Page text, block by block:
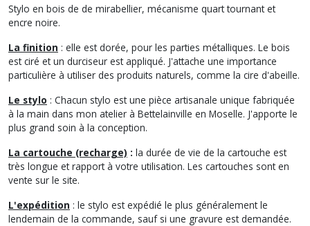
Stylo en bois de de mirabellier, mécanisme quart tournant et
encre noire.
La finition : elle est dorée, pour les parties métalliques. Le bois
est ciré et un durciseur est appliqué. J'attache une importance
particulière à utiliser des produits naturels, comme la cire d'abeille.
Le stylo : Chacun stylo est une pièce artisanale unique fabriquée
à la main dans mon atelier à Bettelainville en Moselle. J'apporte le
plus grand soin à la conception.
La cartouche (recharge) : la durée de vie de la cartouche est
très longue et rapport à votre utilisation. Les cartouches sont en
vente sur le site.
L'expédition : le stylo est expédié le plus généralement le
lendemain de la commande, sauf si une gravure est demandée.